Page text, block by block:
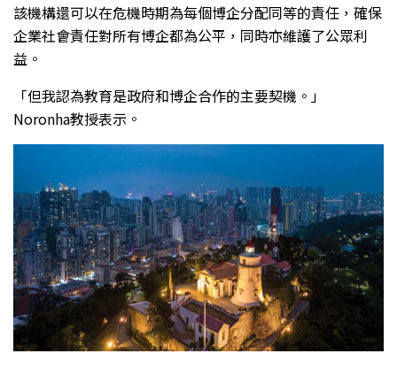
該機構還可以在危機時期為每個博企分配同等的責任，確保
企業社會責任對所有博企都為公平，同時亦維護了公眾利
益。
「但我認為教育是政府和博企合作的主要契機。」
Noronha教授表示。